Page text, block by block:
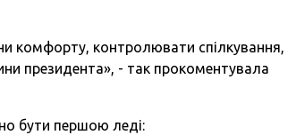
комфорту, контролювати спілкування,
президента», - так прокоментувала
бути першою леді: